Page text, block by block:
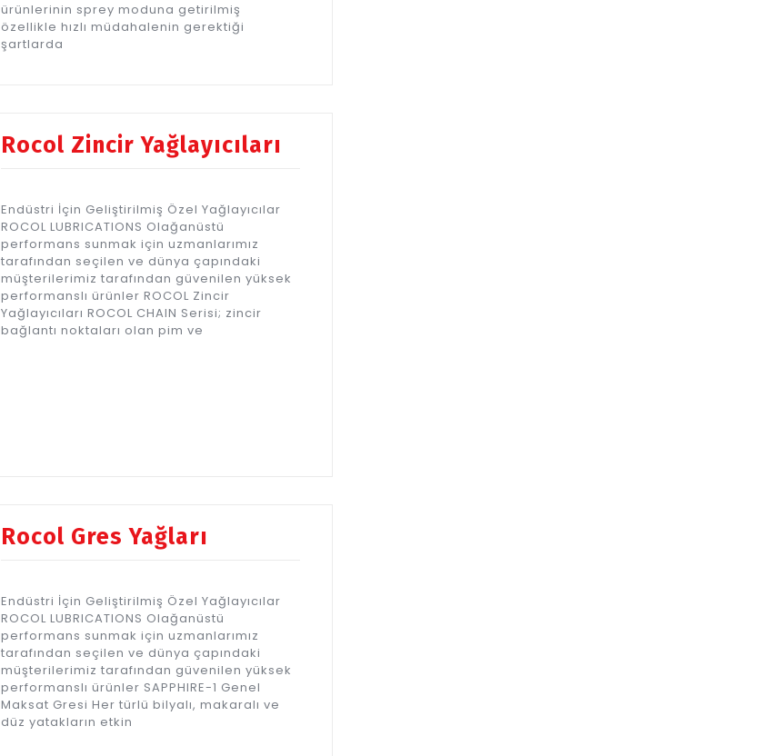
ürünlerinin sprey moduna getirilmiş
özellikle hızlı müdahalenin gerektiği
şartlarda
Rocol Zincir Yağlayıcıları
Endüstri İçin Geliştirilmiş Özel Yağlayıcılar
ROCOL LUBRICATIONS Olağanüstü
performans sunmak için uzmanlarımız
tarafından seçilen ve dünya çapındaki
müşterilerimiz tarafından güvenilen yüksek
performanslı ürünler ROCOL Zincir
Yağlayıcıları ROCOL CHAIN Serisi; zincir
bağlantı noktaları olan pim ve
Rocol Gres Yağları
Endüstri İçin Geliştirilmiş Özel Yağlayıcılar
ROCOL LUBRICATIONS Olağanüstü
performans sunmak için uzmanlarımız
tarafından seçilen ve dünya çapındaki
müşterilerimiz tarafından güvenilen yüksek
performanslı ürünler SAPPHIRE-1 Genel
Maksat Gresi Her türlü bilyalı, makaralı ve
düz yatakların etkin